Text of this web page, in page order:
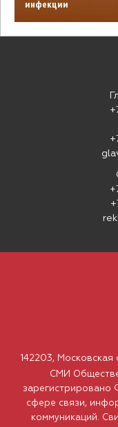
инфекции
142203, Московская
СМИ
зарегистрировано
сфере связи,
коммуникаций.